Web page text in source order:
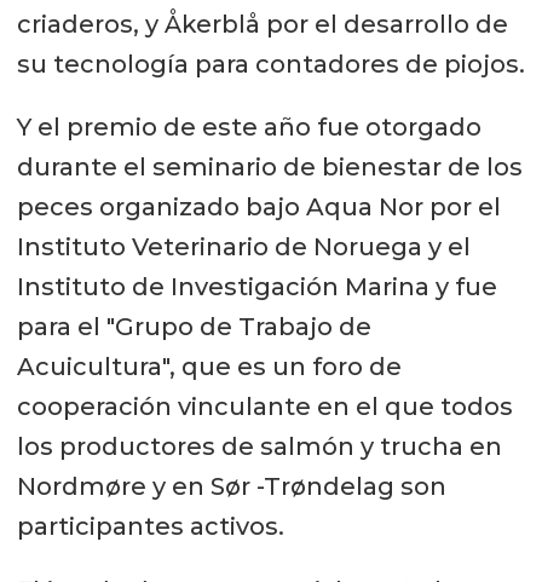
criaderos, y Åkerblå por el desarrollo de
su tecnología para contadores de piojos.
Y el premio de este año fue otorgado
durante el seminario de bienestar de los
peces organizado bajo Aqua Nor por el
Instituto Veterinario de Noruega y el
Instituto de Investigación Marina y fue
para el "Grupo de Trabajo de
Acuicultura", que es un foro de
cooperación vinculante en el que todos
los productores de salmón y trucha en
Nordmøre y en Sør -Trøndelag son
participantes activos.